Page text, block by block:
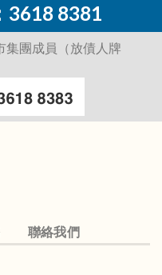
3618 8381
集團成員（放債人牌
聯絡我們